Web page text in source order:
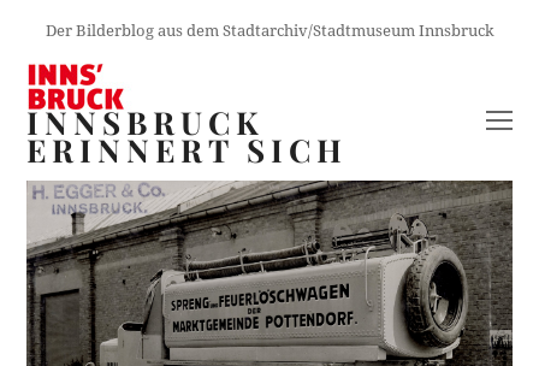
Der Bilderblog aus dem Stadtarchiv/Stadtmuseum Innsbruck
INNSBRUCK
ERINNERT SICH